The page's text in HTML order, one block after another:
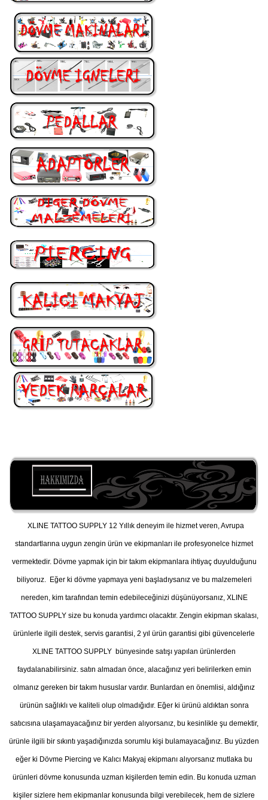
XLINE TATTOO SUPPLY 12 Yıllık deneyim ile hizmet veren, Avrupa
standartlarına uygun zengin ürün ve ekipmanları ile profesyonelce hizmet
vermektedir. Dövme yapmak için bir takım ekipmanlara ihtiyaç duyulduğunu
biliyoruz. Eğer ki dövme yapmaya yeni başladıysanız ve bu malzemeleri
nereden, kim tarafından temin edebileceğinizi düşünüyorsanız, XLINE
TATTOO SUPPLY size bu konuda yardımcı olacaktır. Zengin ekipman skalası,
ürünlerle ilgili destek, servis garantisi, 2 yıl ürün garantisi gibi güvencelerle
XLINE TATTOO SUPPLY bünyesinde satışı yapılan ürünlerden
faydalanabilirsiniz. satın almadan önce, alacağınız yeri belirilerken emin
olmanız gereken bir takım hususlar vardır. Bunlardan en önemlisi, aldığınız
ürünün sağlıklı ve kaliteli olup olmadığıdır. Eğer ki ürünü aldıktan sonra
satıcısına ulaşamayacağınız bir yerden alıyorsanız, bu kesinlikle şu demektir,
ürünle ilgili bir sıkıntı yaşadığınızda sorumlu kişi bulamayacağınız. Bu yüzden
eğer ki Dövme Piercing ve Kalıcı Makyaj ekipmanı alıyorsanız mutlaka bu
ürünleri dövme konusunda uzman kişilerden temin edin. Bu konuda uzman
kişiler sizlere hem ekipmanlar konusunda bilgi verebilecek, hem de sizlere